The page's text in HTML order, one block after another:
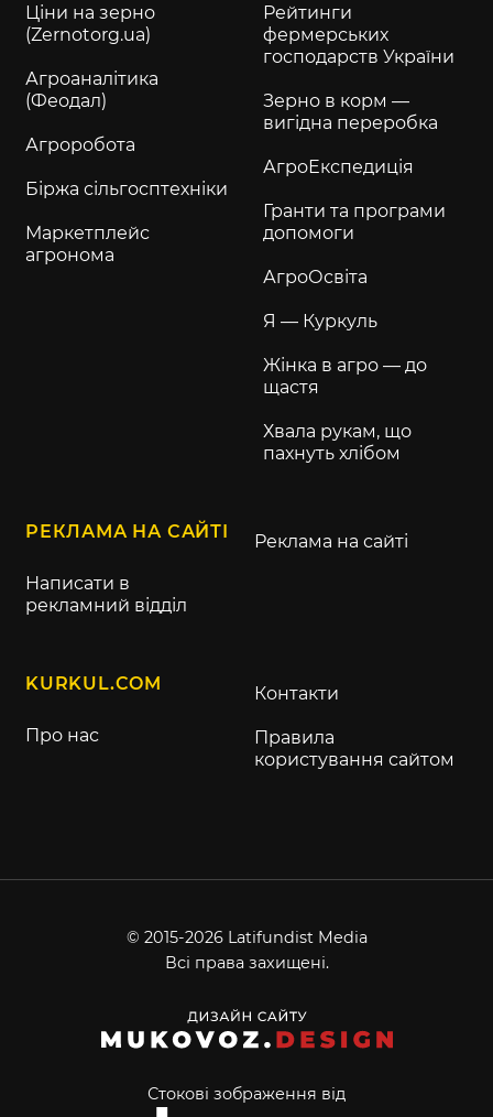
Ціни на зерно
(Zernotorg.ua)
Агроаналітика
(Феодал)
Агроробота
Біржа сільгосптехніки
Маркетплейс
агронома
Рейтинги
фермерських
господарств України
Зерно в корм —
вигідна переробка
АгроЕкспедиція
Гранти та програми
допомоги
АгроОсвіта
Я — Куркуль
Жінка в агро — до
щастя
Хвала рукам, що
пахнуть хлібом
РЕКЛАМА НА САЙТІ
Написати в
рекламний відділ
Реклама на сайті
KURKUL.COM
Про нас
Контакти
Правила
користування сайтом
© 2015-2026 Latifundist Media
Всі права захищені.
Стокові зображення від